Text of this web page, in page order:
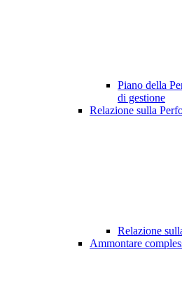
Piano della
di gestione
Relazione sulla
Relazione
Ammontare